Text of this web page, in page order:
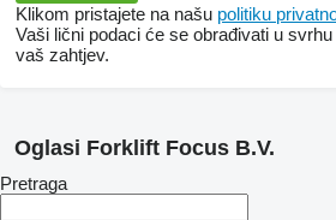
Klikom pristajete na našu politiku
Vaši lični podaci će se obrađivati ​​u
vaš zahtjev.
Oglasi Forklift Focus B.V.
Pretraga